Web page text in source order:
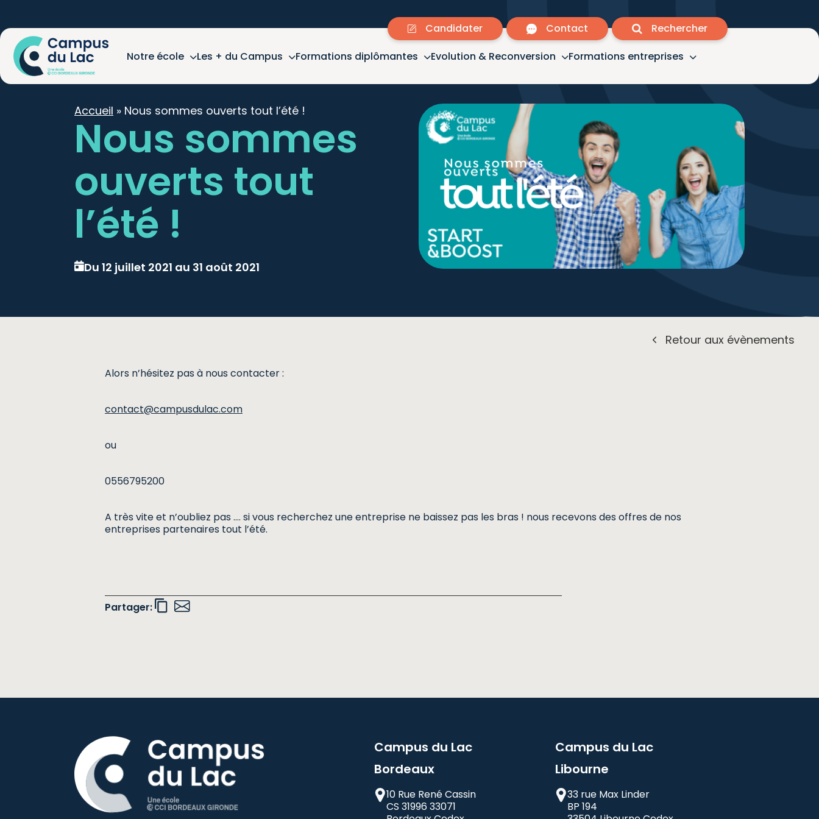
Candidater Contact
Rechercher
Notre école
Les + du Campus Formations diplômantes Evolution & Reconversion Formations entreprises
Accueil » Nous sommes ouverts tout l’été !
Nous sommes
ouverts tout
l’été !
Du 12 juillet 2021 au 31 août 2021
Retour aux évènements
Alors n’hésitez pas à nous contacter :
contact@campusdulac.com
ou
0556795200
A très vite et n’oubliez pas …. si vous recherchez une entreprise ne baissez pas les bras ! nous recevons des offres de nos
entreprises partenaires tout l’été.
Partager:
Campus du Lac
Bordeaux
10 Rue René Cassin
CS 31996 33071
Campus du Lac
Libourne
33 rue Max Linder
BP 194